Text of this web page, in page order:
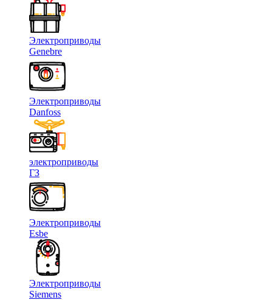
Электроприводы
Genebre
Электроприводы
Danfoss
электроприводы
ГЗ
Электроприводы
Esbe
Электроприводы
Siemens